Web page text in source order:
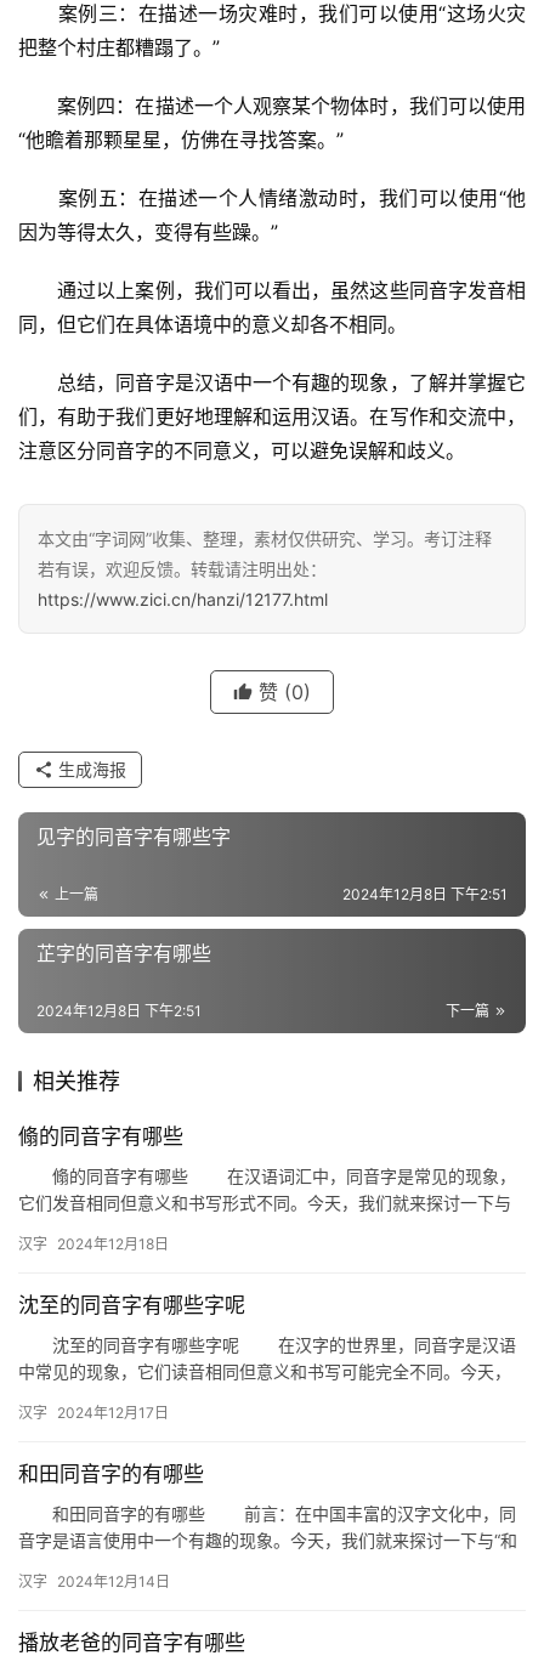
词
反
义
词
组
词
拼
案例三：在描述一场灾难时，我们可以使用“这场火灾
把整个村庄都糟蹋了。”
案例四：在描述一个人观察某个物体时，我们可以使用
“他瞻着那颗星星，仿佛在寻找答案。”
案例五：在描述一个人情绪激动时，我们可以使用“他
因为等得太久，变得有些躁。”
通过以上案例，我们可以看出，虽然这些同音字发音相
同，但它们在具体语境中的意义却各不相同。
总结，同音字是汉语中一个有趣的现象，了解并掌握它
们，有助于我们更好地理解和运用汉语。在写作和交流中，
注意区分同音字的不同意义，可以避免误解和歧义。
本文由“字词网”收集、整理，素材仅供研究、学习。考订注释
若有误，欢迎反馈。转载请注明出处：
https://www.zici.cn/hanzi/12177.html
赞 (0)
生成海报
见字的同音字有哪些字
上一篇 2024年12月8日 下午2:51
芷字的同音字有哪些
下一篇
2024年12月8日 下午2:51
相关推荐
翛的同音字有哪些
翛的同音字有哪些 在汉语词汇中，同音字是常见的现象，
它们发音相同但意义和书写形式不同。今天，我们就来探讨一下与
汉字 2024年12月18日
沈至的同音字有哪些字呢
沈至的同音字有哪些字呢 在汉字的世界里，同音字是汉语
中常见的现象，它们读音相同但意义和书写可能完全不同。今天，
和…
汉字 2024年12月17日
和田同音字的有哪些
和田同音字的有哪些 前言：在中国丰富的汉字文化中，同
音字是语言使用中一个有趣的现象。今天，我们就来探讨一下与“和
汉字 2024年12月14日
播放老爸的同音字有哪些